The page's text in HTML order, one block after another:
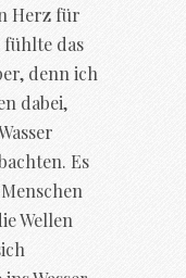
Herz für
fühlte das
denn ich
dabei,
Es
Wellen